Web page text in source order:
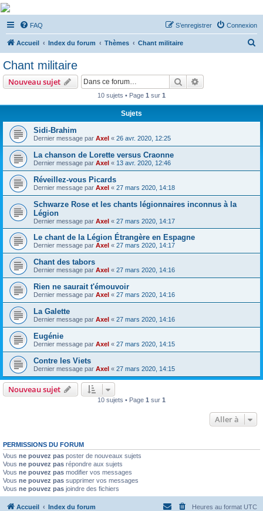
De Musicae Militari -
Forums
Forums de discussions
FAQ Connexion
S’enregistrer
Accueil Index du forum Thèmes Chant militaire
r
Chant militaire
Nouveau sujet Rechercher
10 sujets • Page 1 sur 1
Sujets
Sidi-Brahim
Dernier message par Axel « 26 avr. 2020, 12:25
La chanson de Lorette versus Craonne
Dernier message par Axel « 13 avr. 2020, 12:46
Réveillez-vous Picards
Dernier message par Axel « 27 mars 2020, 14:18
Schwarze Rose et les chants légionnaires inconnus à la
Légion
Dernier message par Axel « 27 mars 2020, 14:17
Le chant de la Légion Étrangère en Espagne
Dernier message par Axel « 27 mars 2020, 14:17
Chant des tabors
Dernier message par Axel « 27 mars 2020, 14:16
Rien ne saurait t'émouvoir
Dernier message par Axel « 27 mars 2020, 14:16
La Galette
Dernier message par Axel « 27 mars 2020, 14:16
Eugénie
Dernier message par Axel « 27 mars 2020, 14:15
Contre les Viets
Dernier message par Axel « 27 mars 2020, 14:15
Nouveau sujet
10 sujets • Page 1 sur 1
Aller à
PERMISSIONS DU FORUM
Vous ne pouvez pas poster de nouveaux sujets
Vous ne pouvez pas répondre aux sujets
Vous ne pouvez pas modifier vos messages
Vous ne pouvez pas supprimer vos messages
Vous ne pouvez pas joindre des fichiers
Accueil Index du forum Heures au format UTC